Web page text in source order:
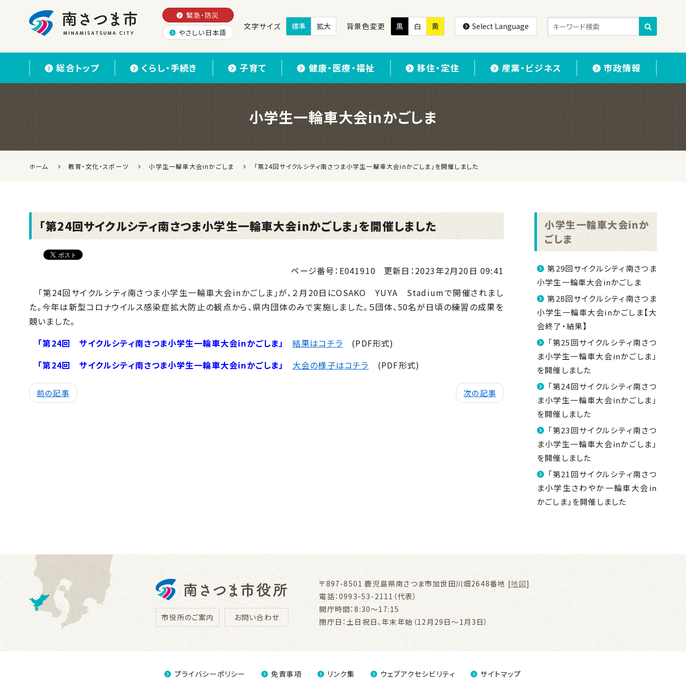
緊急・防災
やさしい日本語
文字サイズ 標準 拡大 背景色変更 黒 白 黄 Select Language
総合トップ くらし・手続き 子育て 健康・医療・福祉 移住・定住 産業・ビジネス 市政情報
小学生一輪車大会inかごしま
ホーム 教育・文化・スポーツ 小学生一輪車大会inかごしま 「第24回サイクルシティ南さつま小学生一輪車大会inかごしま」を開催しました
「第24回サイクルシティ南さつま小学生一輪車大会inかごしま」を開催しました
ページ番号：E041910 更新日：2023年2月20日 09:41
「第24回サイクルシティ南さつま小学生一輪車大会inかごしま」が、２月20日にOSAKO YUYA Stadiumで開催されまし
た。今年は新型コロナウイルス感染症拡大防止の観点から、県内団体のみで実施しました。５団体、50名が日頃の練習の成果を
競いました。
「第24回 サイクルシティ南さつま小学生一輪車大会inかごしま」
結果はコチラ (PDF形式)
「第24回 サイクルシティ南さつま小学生一輪車大会inかごしま」
大会の様子はコチラ (PDF形式)
前の記事 次の記事
小学生一輪車大会inか
ごしま
第29回サイクルシティ南さつま
小学生一輪車大会inかごしま
第28回サイクルシティ南さつま
小学生一輪車大会inかごしま【大
会終了・結果】
「第25回サイクルシティ南さつ
ま小学生一輪車大会inかごしま」
を開催しました
「第24回サイクルシティ南さつ
ま小学生一輪車大会inかごしま」
を開催しました
「第23回サイクルシティ南さつ
ま小学生一輪車大会inかごしま」
を開催しました
「第21回サイクルシティ南さつ
ま小学生さわやか一輪車大会in
かごしま」を開催しました
市役所のご案内 お問い合わせ
〒897-8501鹿児島県南さつま市加世田川畑2648番地 [地図]
電話：0993-53-2111（代表）
開庁時間：8:30～17:15
閉庁日：土日祝日、年末年始（12月29日～1月3日）
プライバシーポリシー 免責事項 リンク集 ウェブアクセシビリティ サイトマップ